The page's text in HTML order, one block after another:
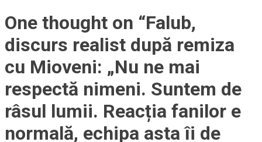
One thought on “Falub,
discurs realist după remiza
cu Mioveni: „Nu ne mai
respectă nimeni. Suntem de
râsul lumii. Reacția fanilor e
normală, echipa asta îi de